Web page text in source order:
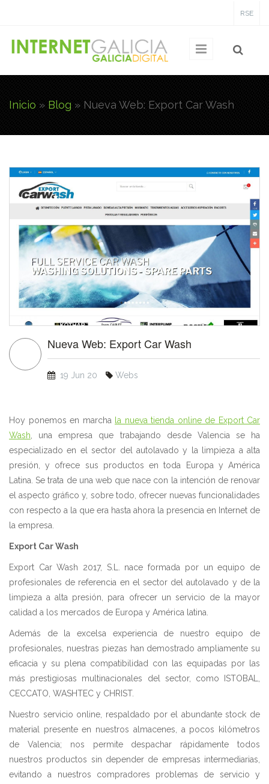
RSE
Usted está aquí
Inicio » Blog » Nueva Web: Export Car Wash
Nueva Web: Export Car Wash
19 Jun 20 Webs
Hoy ponemos en marcha
la nueva tienda online de Export Car
Wash , una empresa que trabajando desde Valencia se ha
especializado en el sector del autolavado y la limpieza a alta
presión, y ofrece sus productos en toda Europa y América
Latina. Se trata de una web que nace con la intención de renovar
el aspecto gráfico y, sobre todo, ofrecer nuevas funcionalidades
con respecto a la que era hasta ahora la presencia en Internet de
la empresa.
Export Car Wash
Export Car Wash 2017, S.L. nace formada por un equipo de
profesionales de referencia en el sector del autolavado y de la
limpieza a alta presión, para ofrecer un servicio de la mayor
calidad a los mercados de Europa y América latina.
Además de la excelsa experiencia de nuestro equipo de
profesionales, nuestras piezas han demostrado ampliamente su
eficacia y su plena compatibilidad con las equipadas por las
más prestigiosas multinacionales del sector, como ISTOBAL,
CECCATO, WASHTEC y CHRIST.
Nuestro servicio online, respaldado por el abundante stock de
material presente en nuestros almacenes, a pocos kilómetros
de Valencia; nos permite despachar rápidamente todos
nuestros productos sin depender de empresas intermediarias,
evitando a nuestros compradores problemas de servicio y